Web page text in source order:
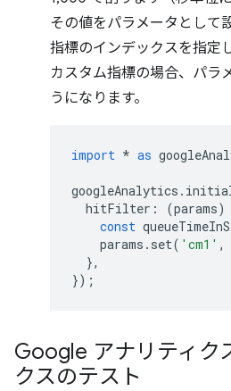
その値をパラメータとして
指標のインデックスを指定
カスタム指標の場合、パラ
うになります。
import * as
googleAnalytics .
hitFilter : (params)
const
params . set( 'cm1' ,
},
});
Google アナリティク
クスのテスト